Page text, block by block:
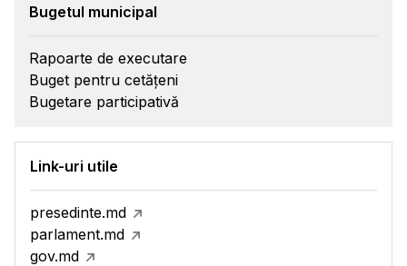
Bugetul municipal
Rapoarte de executare
Buget pentru cetățeni
Bugetare participativă
Link-uri utile
presedinte.md
parlament.md
gov.md